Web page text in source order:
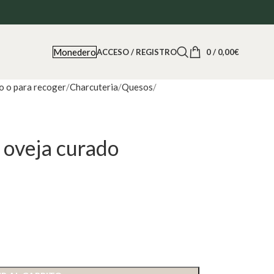
MonederoACCESO / REGISTRO 0/ 0,00€
o para recoger Charcuteria Quesos
curado